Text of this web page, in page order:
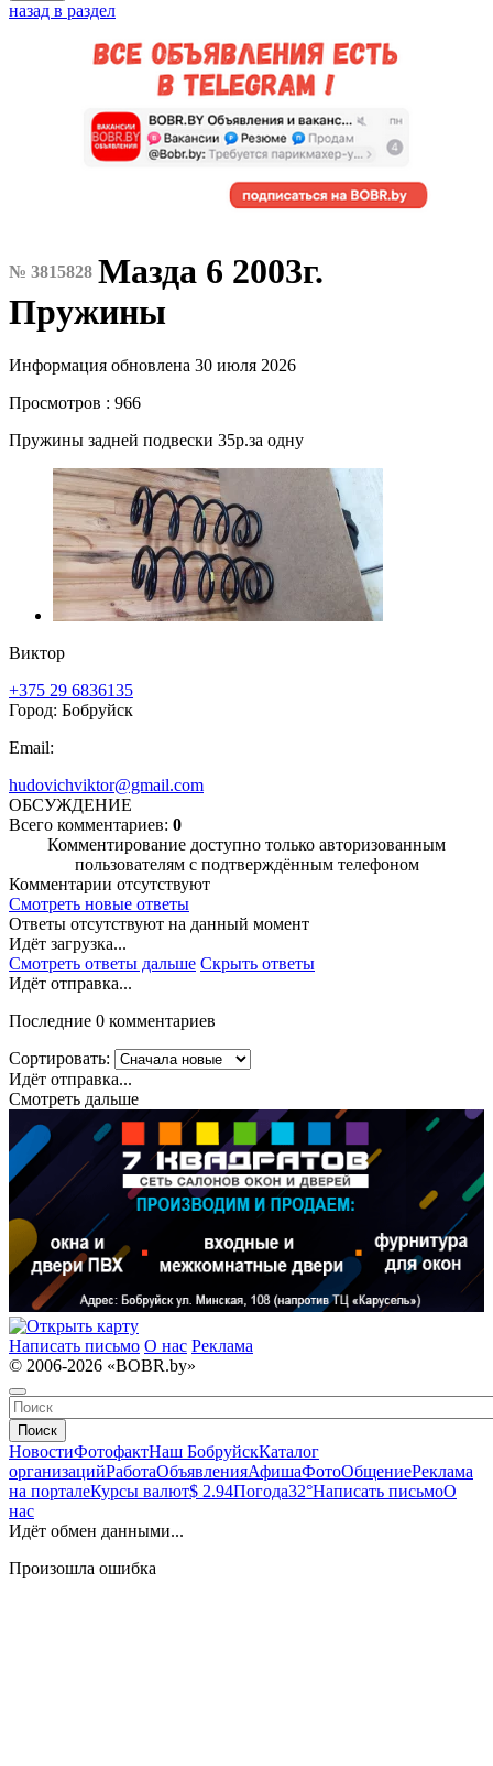
назад в раздел
№ 3815828 Мазда 6 2003г.
Пружины
Информация обновлена 30 июля 2026
Просмотров : 966
Пружины задней подвески 35р.за одну
Виктор
+375 29 6836135
Город: Бобруйск
Email:
hudovichviktor@gmail.com
ОБСУЖДЕНИЕ
Всего комментариев: 0
Комментирование доступно только авторизованным
пользователям с подтверждённым телефоном
Комментарии отсутствуют
Смотреть новые ответы
Ответы отсутствуют на данный момент
Идёт загрузка...
Смотреть ответы дальше Скрыть ответы
Идёт отправка...
Последние 0 комментариев
Сортировать:
Идёт отправка...
Смотреть дальше
Написать письмо О нас Реклама
© 2006-2026 «BOBR.by»
Поиск
НовостиФотофактНаш БобруйскКаталог
организацийРаботаОбъявленияАфишаФотоОбщениеРеклама
на порталеКурсы валют$ 2.94Погода32°Написать письмоО
нас
Идёт обмен данными...
Произошла ошибка